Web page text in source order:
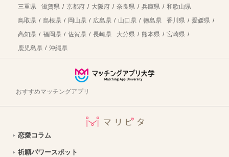
2026年8月7日
2026年8月7日
2026年8月7日 飯舘村への移住。移住定住支援・子育て環境・仕事・住まいについて紹介｜福島県
日高市への移住！まちの魅力・仕事・住まい情報を徹底解説
2026年8月7日
三重県
滋賀県 京都府 大阪府 奈良県 兵庫県
和歌山県
鳥取県
島根県 岡山県 広島県 山口県 徳島県 香川県
愛媛県
高知県
福岡県 佐賀県 長崎県 大分県 熊本県
宮崎県
鹿児島県
沖縄県
おすすめマッチングアプリ
恋愛コラム
祈願パワースポット